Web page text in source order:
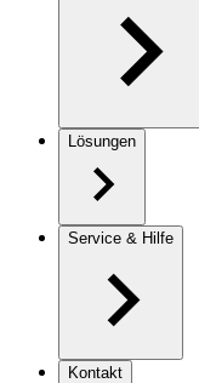
Lösungen
Service & Hilfe
Kontakt